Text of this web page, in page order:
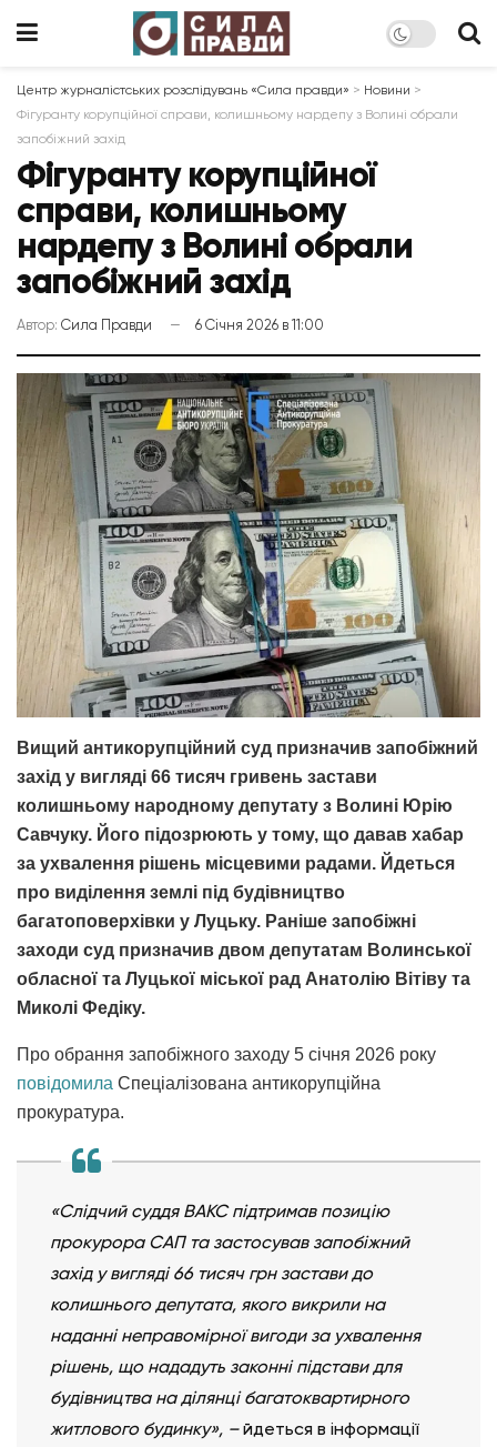
Центр журналістських розслідувань «Сила правди» > Новини >
Фігуранту корупційної справи, колишньому нардепу з Волині обрали
запобіжний захід
Фігуранту корупційної
справи, колишньому
нардепу з Волині обрали
запобіжний захід
Автор: Сила Правди 6 Січня 2026 в 11:00
Вищий антикорупційний суд призначив запобіжний
захід у вигляді 66 тисяч гривень застави
колишньому народному депутату з Волині Юрію
Савчуку. Його підозрюють у тому, що давав хабар
за ухвалення рішень місцевими радами. Йдеться
про виділення землі під будівництво
багатоповерхівки у Луцьку. Раніше запобіжні
заходи суд призначив двом депутатам Волинської
обласної та Луцької міської рад Анатолію Вітіву та
Миколі Федіку.
Про обрання запобіжного заходу 5 січня 2026 року
повідомила Спеціалізована антикорупційна
прокуратура.
«Слідчий суддя ВАКС підтримав позицію
прокурора САП та застосував запобіжний
захід у вигляді 66 тисяч грн застави до
колишнього депутата, якого викрили на
наданні неправомірної вигоди за ухвалення
рішень, що нададуть законні підстави для
будівництва на ділянці багатоквартирного
житлового будинку», –йдеться в інформації